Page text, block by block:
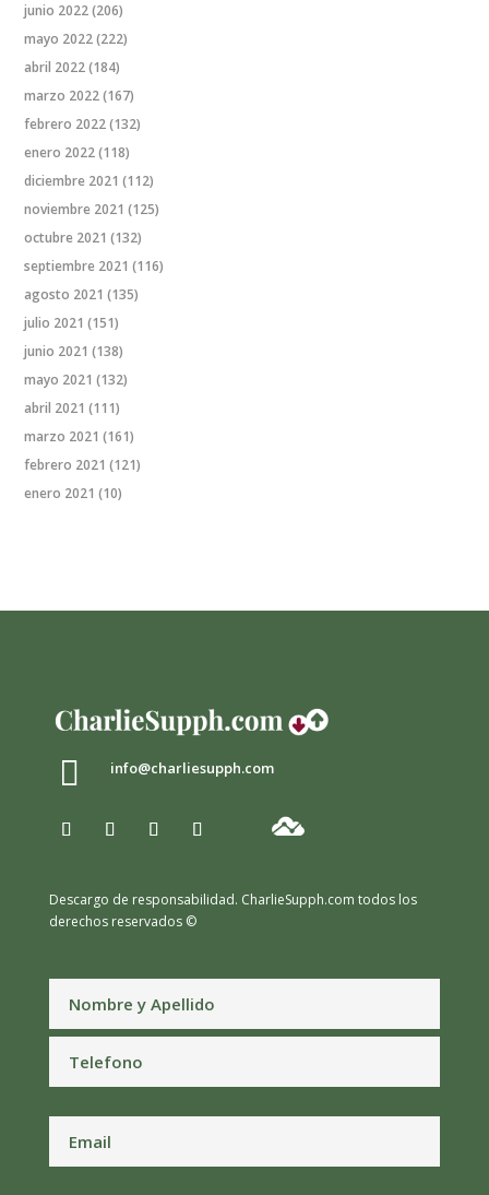
junio 2022(206)
mayo 2022(222)
abril 2022(184)
marzo 2022(167)
febrero 2022(132)
enero 2022(118)
diciembre 2021 (112)
noviembre 2021 (125)
octubre 2021 (132)
septiembre 2021 (116)
agosto 2021 (135)
julio 2021 (151)
junio 2021 (138)
mayo 2021 (132)
abril 2021 (111)
marzo 2021 (161)
febrero 2021 (121)
enero 2021 (10)
 info@charliesupph.com
Descargo de responsabilidad. CharlieSupph.com todos los
derechos reservados ©